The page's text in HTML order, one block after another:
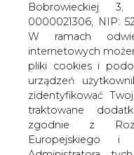
Jeżeli korzystasz
za pośrednictwem
też Twoje dane
konta lub
dane, które
możemy uzyskać
Usług.
Informacje
danych
Wypowiedź
gospodarki
Kaczmarka,
(dodatek
z dnia 17